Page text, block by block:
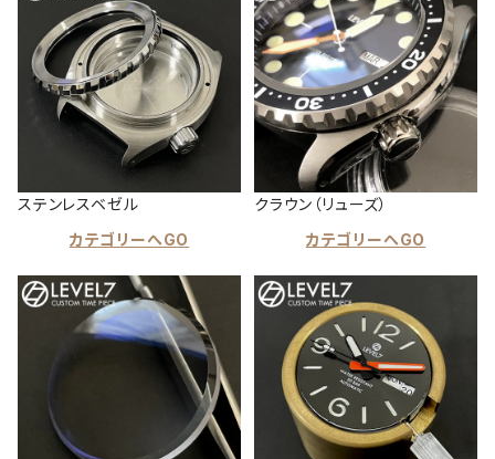
ステンレスベゼル
カテゴリーへGO
クラウン（リューズ）
カテゴリーへGO